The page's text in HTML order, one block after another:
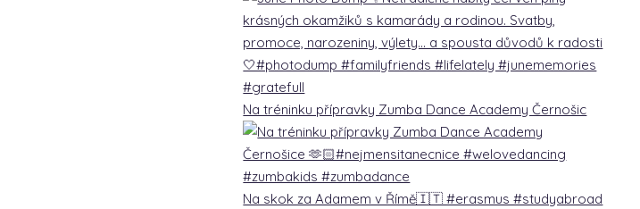
Na tréninku přípravky Zumba Dance Academy Černošic
Na skok za Adamem v Římě🇮🇹 #erasmus #studyabroad